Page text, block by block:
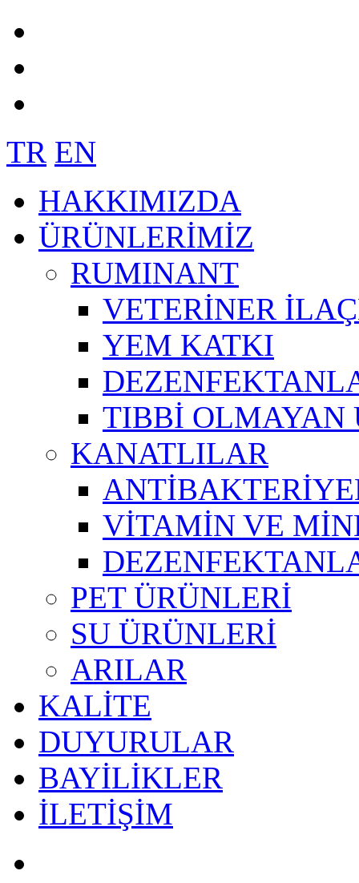
TR EN
HAKKIMIZDA
ÜRÜNLERİMİZ
RUMINANT
VETERİNER
YEM KATKI
TIBBİ OLMAYAN
KANATLILAR
VİTAMİN VE
PET ÜRÜNLERİ
SU ÜRÜNLERİ
ARILAR
KALİTE
DUYURULAR
BAYİLİKLER
İLETİŞİM